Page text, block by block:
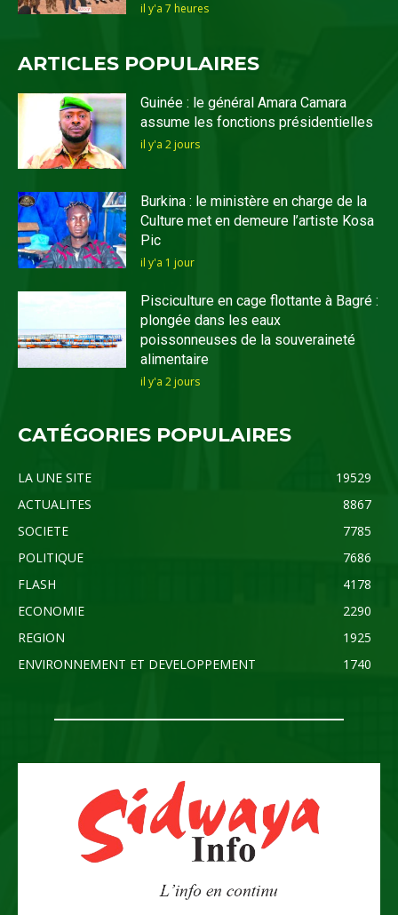
il y'a 7 heures
ARTICLES POPULAIRES
Guinée : le général Amara Camara
assume les fonctions présidentielles
il y'a 2 jours
Burkina : le ministère en charge de la
Culture met en demeure l’artiste Kosa
Pic
il y'a 1 jour
Pisciculture en cage flottante à Bagré :
plongée dans les eaux
poissonneuses de la souveraineté
alimentaire
il y'a 2 jours
CATÉGORIES POPULAIRES
LA UNE SITE
19529
ACTUALITES
8867
SOCIETE
7785
POLITIQUE
7686
FLASH
4178
ECONOMIE
2290
REGION
1925
ENVIRONNEMENT ET DEVELOPPEMENT
1740